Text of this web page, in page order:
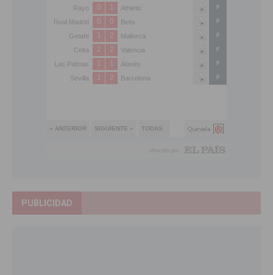
PUBLICIDAD